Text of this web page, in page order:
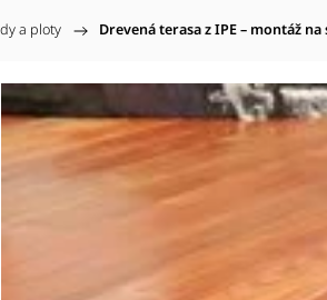
a ploty / Drevená terasa z IPE – montáž